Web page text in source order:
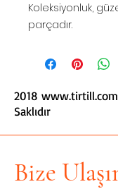
Koleksiyonluk,
parçadır.
2018 www.tirtill.com
Saklıdır
Bize